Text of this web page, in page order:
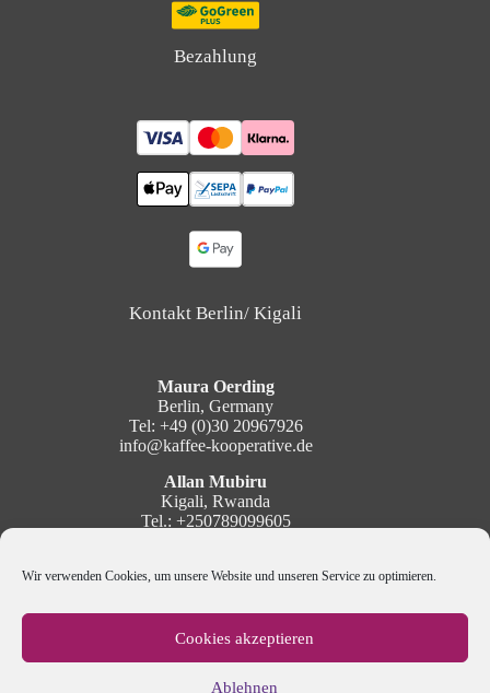
Wir verwenden Cookies, um unsere Website und unseren Service zu optimieren.
Cookies akzeptieren
Ablehnen
Bezahlung
Kontakt Berlin/ Kigali
Maura Oerding
Berlin, Germany
Tel: +49 (0)30 20967926
info@kaffee-kooperative.de
Allan Mubiru
Kigali, Rwanda
Tel.: +250789099605